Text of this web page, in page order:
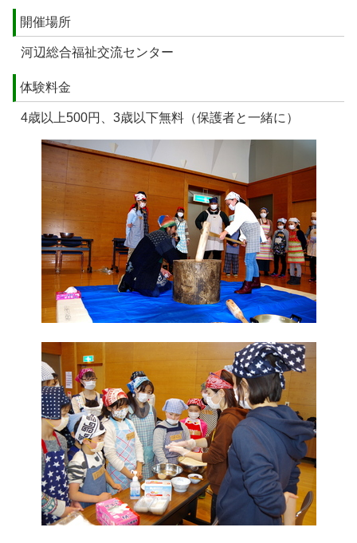
開催場所
河辺総合福祉交流センター
体験料金
4歳以上500円、3歳以下無料（保護者と一緒に）